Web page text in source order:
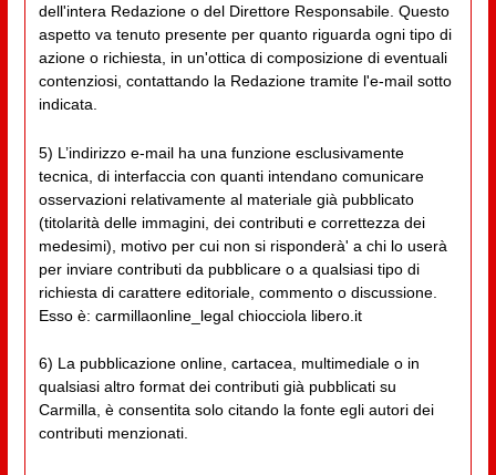
dell'intera Redazione o del Direttore Responsabile. Questo
aspetto va tenuto presente per quanto riguarda ogni tipo di
azione o richiesta, in un'ottica di composizione di eventuali
contenziosi, contattando la Redazione tramite l'e-mail sotto
indicata.
5) L’indirizzo e-mail ha una funzione esclusivamente
tecnica, di interfaccia con quanti intendano comunicare
osservazioni relativamente al materiale già pubblicato
(titolarità delle immagini, dei contributi e correttezza dei
medesimi), motivo per cui non si risponderà' a chi lo userà
per inviare contributi da pubblicare o a qualsiasi tipo di
richiesta di carattere editoriale, commento o discussione.
Esso è: carmillaonline_legal chiocciola libero.it
6) La pubblicazione online, cartacea, multimediale o in
qualsiasi altro format dei contributi già pubblicati su
Carmilla, è consentita solo citando la fonte egli autori dei
contributi menzionati.